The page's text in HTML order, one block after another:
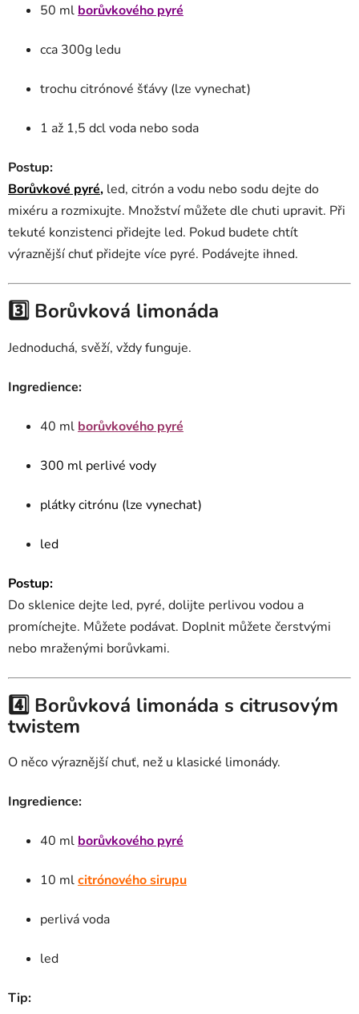
50 ml borůvkového pyré
cca 300g ledu
trochu citrónové šťávy (lze vynechat)
1 až 1,5 dcl voda nebo soda
Postup:
Borůvkové pyré, led, citrón a vodu nebo sodu dejte do
mixéru a rozmixujte. Množství můžete dle chuti upravit. Při
tekuté konzistenci přidejte led. Pokud budete chtít
výraznější chuť přidejte více pyré. Podávejte ihned.
3️⃣ Borůvková limonáda
Jednoduchá, svěží, vždy funguje.
Ingredience:
40 ml borůvkového pyré
300 ml perlivé vody
plátky citrónu (lze vynechat)
led
Postup:
Do sklenice dejte led, pyré, dolijte perlivou vodou a
promíchejte. Můžete podávat. Doplnit můžete čerstvými
nebo mraženými borůvkami.
4️⃣ Borůvková limonáda s citrusovým
twistem
O něco výraznější chuť, než u klasické limonády.
Ingredience:
40 mlborůvkového pyré
10 mlcitrónového sirupu
perlivá voda
led
Tip: